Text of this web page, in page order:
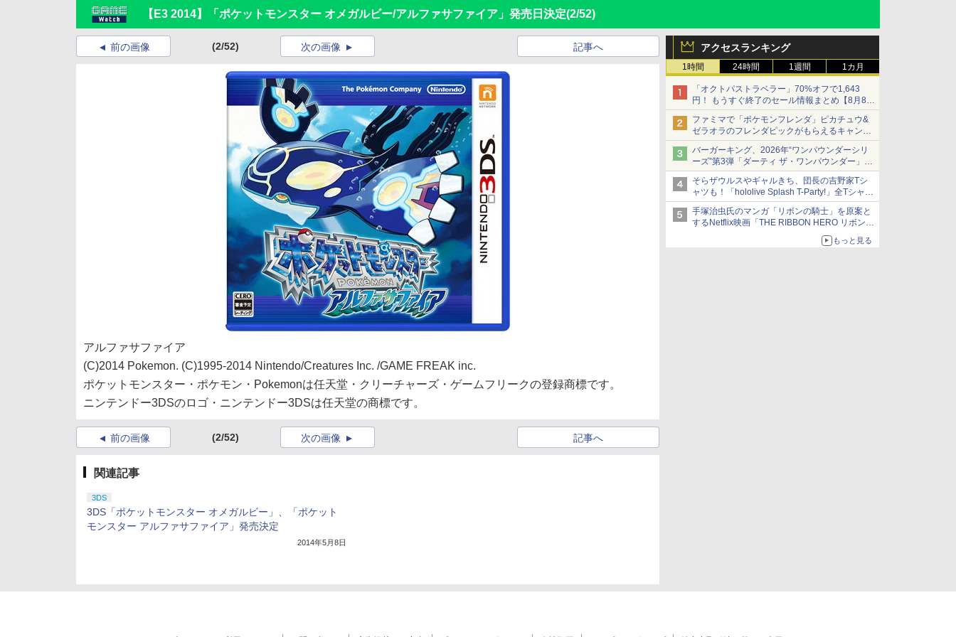
【E3 2014】「ポケットモンスター オメガルビー/アルファサファイア」発売日決定(2/52)
アクセスランキング
1時間 24時間 1週間 1カ月
「オクトパストラベラー」70%オフで1,643
円！ もうすぐ終了のセール情報まとめ【8月8日
更新】
ニンテンドーeショップでは「大神 絶景版」が
67%オフで990円
ファミマで「ポケモンフレンダ」ピカチュウ&
ゼラオラのフレンダピックがもらえるキャンペ
ーン開催！
バーガーキング、2026年“ワンパウンダーシリ
ーズ”第3弾「ダーティ ザ・ワンパウンダー」を
8月7日発売
「特製ガーリックマヨソース」を使用した超大
型チーズバーガー
そらザウルスやギャルきち、団長の吉野家Tシ
ャツも！「hololive Splash T-Party!」全Tシャツ
ラインナップ公開＆オンライン販売開始
手塚治虫氏のマンガ「リボンの騎士」を原案と
するNetflix映画「THE RIBBON HERO リボンヒ
もっと見る
前の画像 (2/52) 記事へ
次の画像
アルファサファイア
(C)2014 Pokemon. (C)1995-2014 Nintendo/Creatures Inc. /GAME FREAK inc.
ポケットモンスター・ポケモン・Pokemonは任天堂・クリーチャーズ・ゲームフリークの登録商標です。
ニンテンドー3DSのロゴ・ニンテンドー3DSは任天堂の商標です。
前の画像 (2/52) 記事へ
次の画像
関連記事
3DS
3DS「ポケットモンスター オメガルビー」、「ポケット
モンスター アルファサファイア」発売決定
2014年5月8日